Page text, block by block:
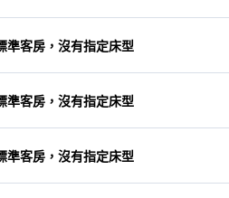
準客房，沒有指定床型
準客房，沒有指定床型
準客房，沒有指定床型